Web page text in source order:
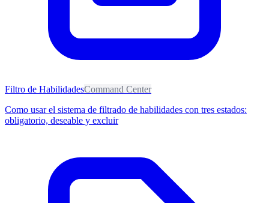
Filtro de HabilidadesCommand Center
Como usar el sistema de filtrado de habilidades con tres estados:
obligatorio, deseable y excluir